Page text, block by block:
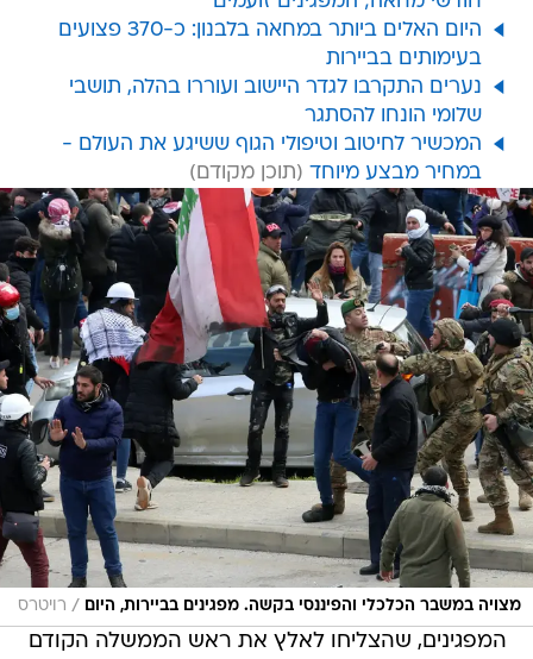
היום האלים ביותר במחאה בלבנון: כ-370 פצועים
בעימותים בביירות
נערים התקרבו לגדר היישוב ועוררו בהלה, תושבי
שלומי הונחו להסתגר
המכשיר לחיטוב וטיפולי הגוף ששיגע את העולם -
במחיר מבצע מיוחד
מצויה במשבר הכלכלי והפיננסי בקשה. מפגינים בביירות, היום / רויטרס
המפגינים, שהצליחו לאלץ את ראש הממשלה הקודם